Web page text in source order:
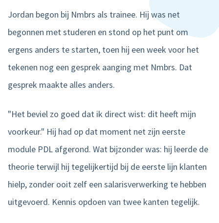
Jordan begon bij Nmbrs als trainee. Hij was net
begonnen met studeren en stond op het punt om
ergens anders te starten, toen hij een week voor het
tekenen nog een gesprek aanging met Nmbrs. Dat
gesprek maakte alles anders.
"Het beviel zo goed dat ik direct wist: dit heeft mijn
voorkeur." Hij had op dat moment net zijn eerste
module PDL afgerond. Wat bijzonder was: hij leerde de
theorie terwijl hij tegelijkertijd bij de eerste lijn klanten
hielp, zonder ooit zelf een salarisverwerking te hebben
uitgevoerd. Kennis opdoen van twee kanten tegelijk.